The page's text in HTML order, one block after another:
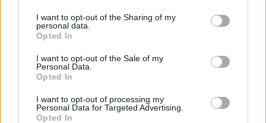
I want to opt-out of the Sharing of my
personal data.
Opted In
I want to opt-out of the Sale of my
Personal Data.
Opted In
I want to opt-out of processing my
Personal Data for Targeted Advertising.
Opted In
Depressie - antidepressiva SSRI
Concerta (503)
Amlodipine (493)
Bloeddruk - calciumantagonisten
Amoxicilline / Clavulaanzuur (486)
Antibiotica - penicillines breedspectrum